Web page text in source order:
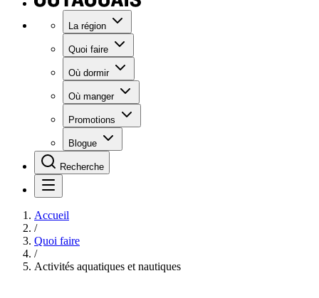
La région
Quoi faire
Où dormir
Où manger
Promotions
Blogue
Recherche
Accueil
/
Quoi faire
/
Activités aquatiques et nautiques